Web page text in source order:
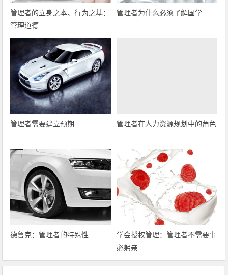
管理者的立身之本、行为之基：
管理道德
管理者为什么必须了解国学
管理者需要建立预期 管理者在人力资源规划中的角色
德鲁克：管理者的特殊性
学会授权管理：管理者不需要事
必躬亲